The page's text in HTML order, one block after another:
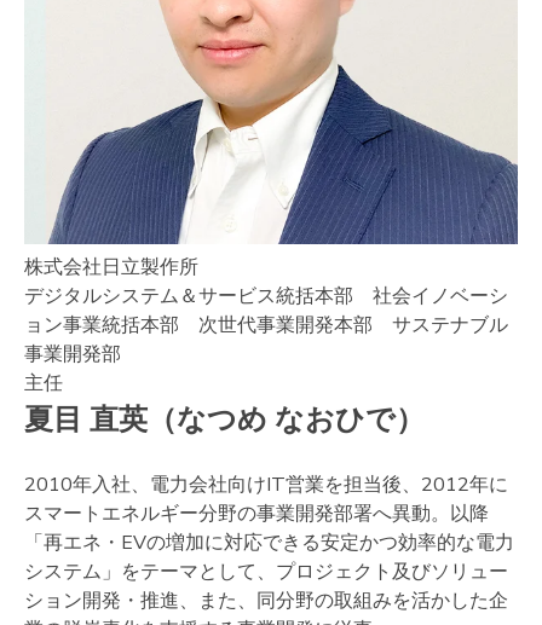
株式会社日立製作所
デジタルシステム＆サービス統括本部 社会イノベーシ
ョン事業統括本部 次世代事業開発本部 サステナブル
事業開発部
主任
夏目 直英（なつめ なおひで）
2010年入社、電力会社向けIT営業を担当後、2012年に
スマートエネルギー分野の事業開発部署へ異動。以降
「再エネ・EVの増加に対応できる安定かつ効率的な電力
システム」をテーマとして、プロジェクト及びソリュー
ション開発・推進、また、同分野の取組みを活かした企